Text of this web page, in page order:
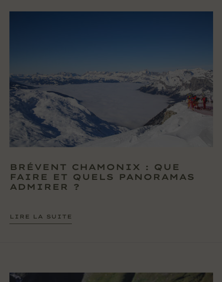
BRÉVENT CHAMONIX : QUE
FAIRE ET QUELS PANORAMAS
ADMIRER ?
LIRE LA SUITE